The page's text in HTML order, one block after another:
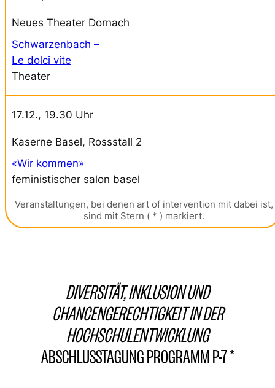
Neues Theater Dornach
Schwarzenbach –
Le dolci vite
Theater
17.12., 19.30 Uhr
Kaserne Basel, Rossstall 2
«Wir kommen»
feministischer salon basel
Veranstaltungen, bei denen art of intervention mit dabei ist,
sind mit Stern ( * ) markiert.
DIVERSITÄT, INKLUSION UND
CHANCENGERECHTIGKEIT IN DER
HOCHSCHULENTWICKLUNG
ABSCHLUSSTAGUNG PROGRAMM P-7 *